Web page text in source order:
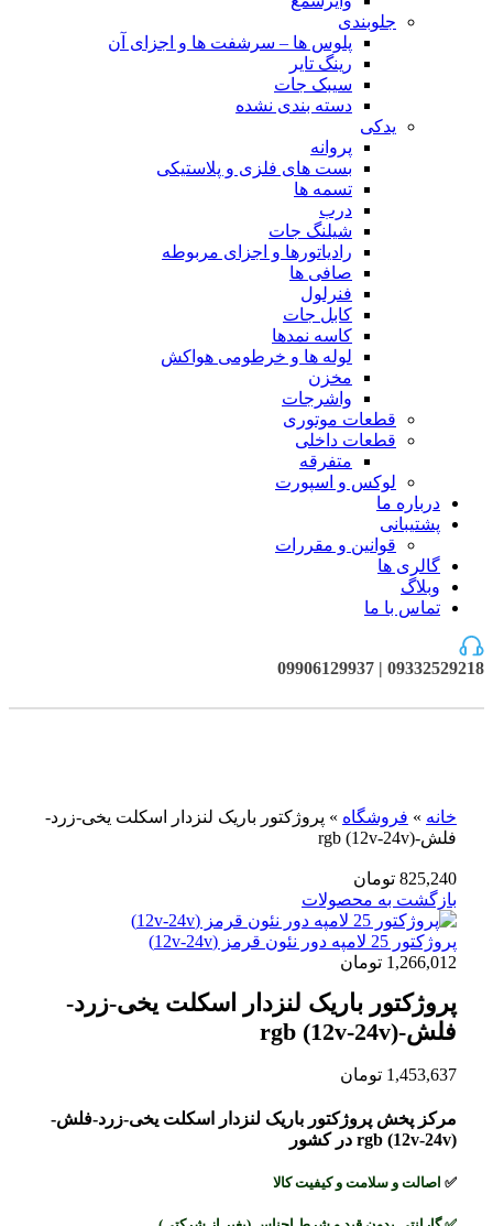
جلوبندی
پلوس ها – سرشفت ها و اجزای آن
رینگ تایر
سیبک جات
دسته بندی نشده
یدکی
پروانه
بست های فلزی و پلاستیکی
تسمه ها
درب
شیلنگ جات
رادیاتورها و اجزای مربوطه
صافی ها
فنرلول
کابل جات
کاسه نمدها
لوله ها و خرطومی هواکش
مخزن
واشرجات
قطعات موتوری
قطعات داخلی
متفرقه
لوکس و اسپورت
درباره ما
پشتیبانی
قوانین و مقررات
گالری ها
وبلاگ
تماس با ما
09332529218 | 09906129937
خانه » فروشگاه » پروژکتور باریک لنزدار اسکلت یخی-زرد-
فلش-rgb (12v-24v)
825,240 تومان
بازگشت به محصولات
پروژکتور 25 لامپه دور نئون قرمز (12v-24v)
1,266,012 تومان
پروژکتور باریک لنزدار اسکلت یخی-زرد-
فلش-rgb (12v-24v)
1,453,637 تومان
مرکز پخش پروژکتور باریک لنزدار اسکلت یخی-زرد-فلش-
rgb (12v-24v) در کشور
✅ اصالت و سلامت و کیفیت کالا